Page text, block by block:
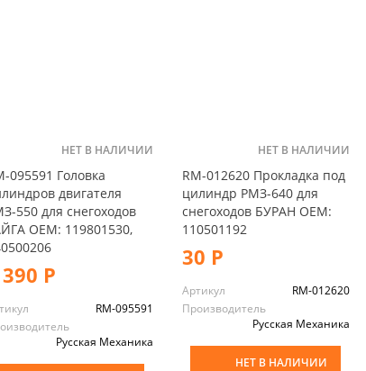
НЕТ В НАЛИЧИИ
095591 Головка
двигателя
550 для снегоходов
OEM: 119801530,
Р
RM-095591
Русская Механика
НЕТ В НАЛИЧИИ
RM-012620 Прокладка под
цилиндр РМЗ-640 для
снегоходов БУРАН OEM:
110501192
30 Р
Артикул
RM-012620
Производитель
Русская Механика
НЕТ В НАЛИЧИИ